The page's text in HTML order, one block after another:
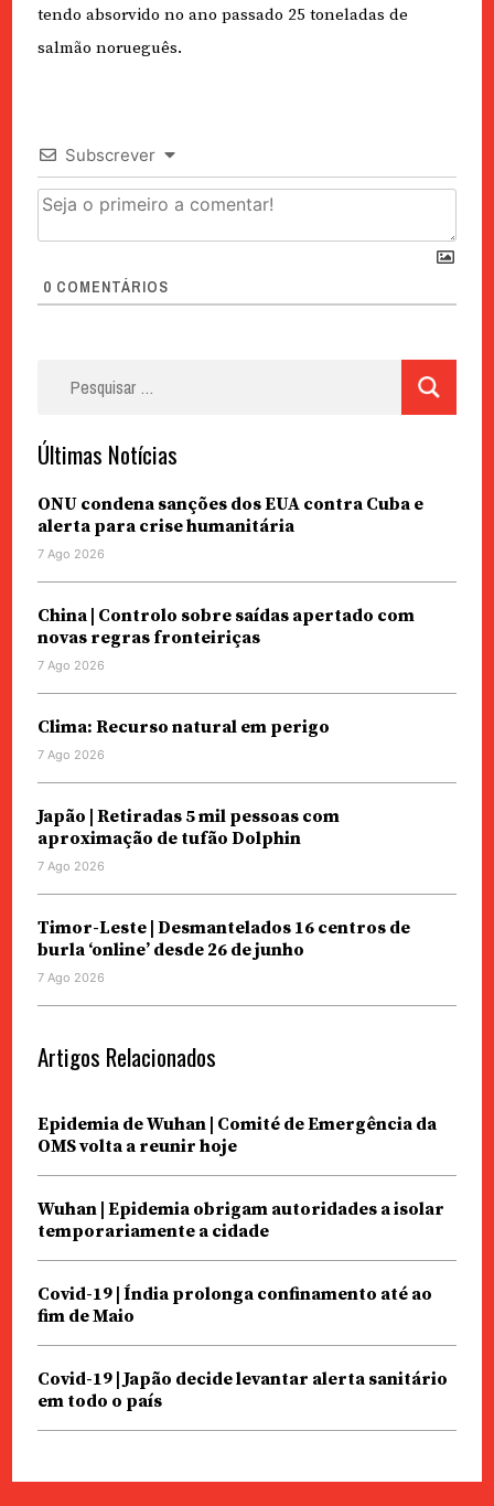
tendo absorvido no ano passado 25 toneladas de
salmão norueguês.
Subscrever
0 COMENTÁRIOS
Últimas Notícias
ONU condena sanções dos EUA contra Cuba e
alerta para crise humanitária
7 Ago 2026
China | Controlo sobre saídas apertado com
novas regras fronteiriças
7 Ago 2026
Clima: Recurso natural em perigo
7 Ago 2026
Japão | Retiradas 5 mil pessoas com
aproximação de tufão Dolphin
7 Ago 2026
Timor-Leste | Desmantelados 16 centros de
burla ‘online’ desde 26 de junho
7 Ago 2026
Artigos Relacionados
Epidemia de Wuhan | Comité de Emergência da
OMS volta a reunir hoje
Wuhan | Epidemia obrigam autoridades a isolar
temporariamente a cidade
Covid-19 | Índia prolonga confinamento até ao
fim de Maio
Covid-19 | Japão decide levantar alerta sanitário
em todo o país